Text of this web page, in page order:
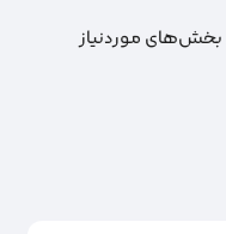
بخش‌های موردنیاز